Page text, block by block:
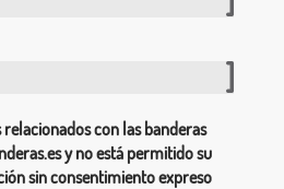
con las banderas
y no está permitido su
sin consentimiento expreso